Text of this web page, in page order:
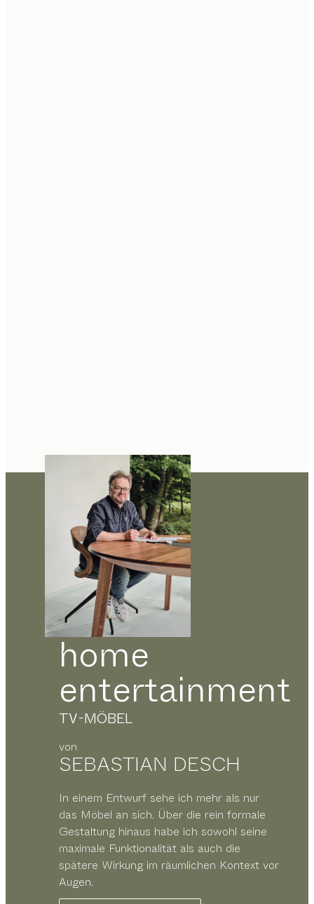
home
entertainment
TV-MÖBEL
von
SEBASTIAN DESCH
In einem Entwurf sehe ich mehr als nur
das Möbel an sich. Über die rein formale
Gestaltung hinaus habe ich sowohl seine
maximale Funktionalität als auch die
spätere Wirkung im räumlichen Kontext vor
Augen.